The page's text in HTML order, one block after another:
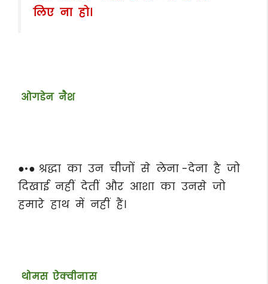
लिए ना हो।
ओगडेन नैश
●•● श्रद्धा का उन चीजों से लेना -देना है जो
दिखाई नहीं देतीं और आशा का उनसे जो
हमारे हाथ में नहीं हैं।
थोमस ऐक्वीनास